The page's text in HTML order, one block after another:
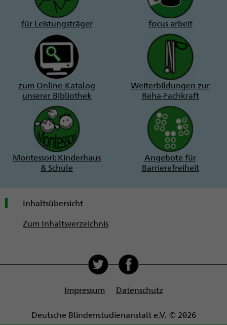
für Leistungsträger focus arbeit
zum Online-Katalog
unserer Bibliothek
Weiterbildungen zur
Reha-Fachkraft
Montessori: Kinderhaus
& Schule
Angebote für
Barrierefreiheit
Inhaltsübersicht
Zum Inhaltsverzeichnis
Impressum Datenschutz
Deutsche Blindenstudienanstalt e.V. © 2026